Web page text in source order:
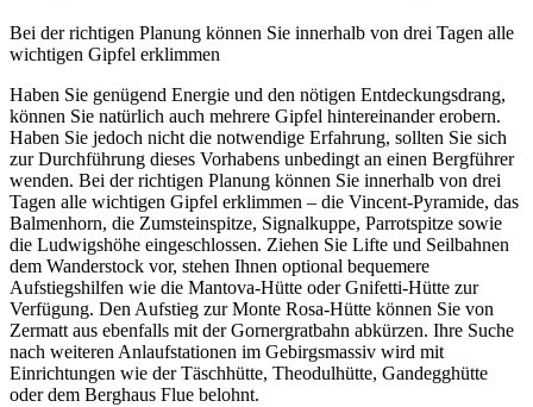
Bei der richtigen Planung können Sie innerhalb von drei Tagen alle
wichtigen Gipfel erklimmen
Haben Sie genügend Energie und den nötigen Entdeckungsdrang,
können Sie natürlich auch mehrere Gipfel hintereinander erobern.
Haben Sie jedoch nicht die notwendige Erfahrung, sollten Sie sich
zur Durchführung dieses Vorhabens unbedingt an einen Bergführer
wenden. Bei der richtigen Planung können Sie innerhalb von drei
Tagen alle wichtigen Gipfel erklimmen – die Vincent-Pyramide, das
Balmenhorn, die Zumsteinspitze, Signalkuppe, Parrotspitze sowie
die Ludwigshöhe eingeschlossen. Ziehen Sie Lifte und Seilbahnen
dem Wanderstock vor, stehen Ihnen optional bequemere
Aufstiegshilfen wie die Mantova-Hütte oder Gnifetti-Hütte zur
Verfügung. Den Aufstieg zur Monte Rosa-Hütte können Sie von
Zermatt aus ebenfalls mit der Gornergratbahn abkürzen. Ihre Suche
nach weiteren Anlaufstationen im Gebirgsmassiv wird mit
Einrichtungen wie der Täschhütte, Theodulhütte, Gandegghütte
oder dem Berghaus Flue belohnt.